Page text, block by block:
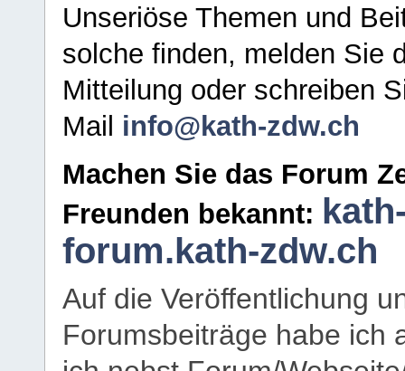
Unseriöse Themen und
solche finden, melden Sie
Mitteilung oder schreiben
Mail info@kath-zdw.ch
Machen Sie das Forum
Freunden bekannt:
forum.kath-zdw.ch
Auf die Veröffentlichung
Forumsbeiträge habe ich